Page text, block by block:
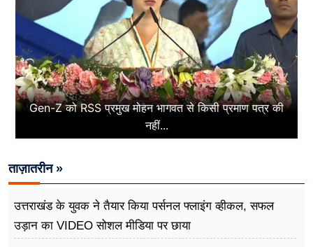
Gen-Z को RSS प्रमुख मोहन भागवत से किसी प्रमाण पत्र की
नहीं...
ताज़ातरीन »
उत्तराखंड के युवक ने तैयार किया पर्सनल फ्लाइंग व्हीकल, सफल
उड़ान का VIDEO सोशल मीडिया पर छाया